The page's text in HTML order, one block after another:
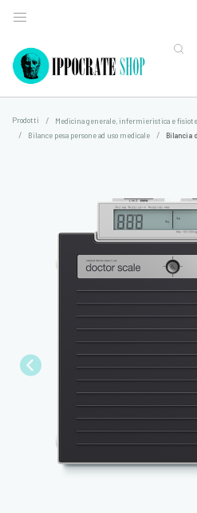
Prodotti Medicina generale, infermieristica e
Bilance pesa persone ad uso medicale
Bilancia